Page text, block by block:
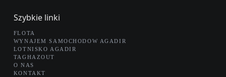
Szybkie linki
FLOTA
WYNAJEM SAMOCHODOW AGADIR
LOTNISKO AGADIR
TAGHAZOUT
O NAS
KONTAKT